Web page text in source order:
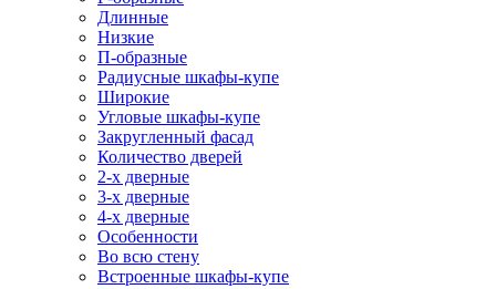
Длинные
Низкие
П-образные
Радиусные шкафы-купе
Широкие
Угловые шкафы-купе
Закругленный фасад
Количество дверей
2-х дверные
3-х дверные
4-х дверные
Особенности
Во всю стену
Встроенные шкафы-купе